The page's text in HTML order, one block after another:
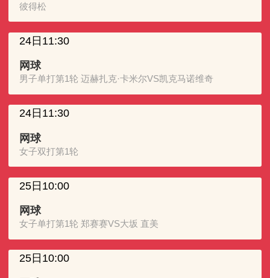
彼得松
24日11:30
网球
男子单打第1轮 迈赫扎克·卡米尔VS凯克马诺维奇
24日11:30
网球
女子双打第1轮
25日10:00
网球
女子单打第1轮 郑赛赛VS大坂 直美
25日10:00